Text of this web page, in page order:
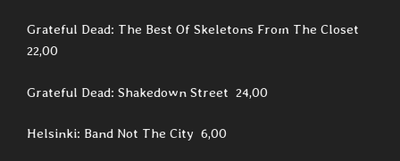
Grateful Dead: The Best Of Skeletons From The Closet
22,00
Grateful Dead: Shakedown Street 24,00
Helsinki: Band Not The City 6,00